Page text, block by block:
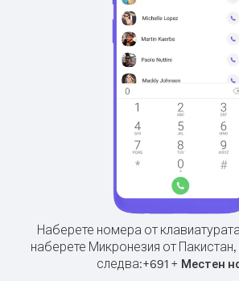
Наберете номера от
наберете Микронезия от
следва:+691+ Местен